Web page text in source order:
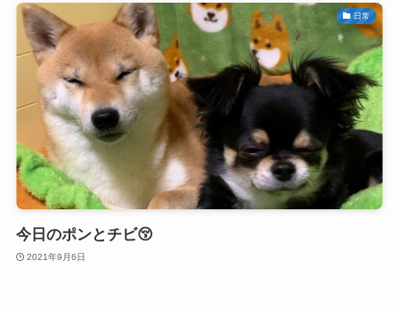
日常
今日のポンとチビ😚
2021年9月6日